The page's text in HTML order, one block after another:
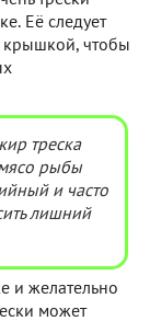
Её следует
крышкой, чтобы
треска
рыбы
и часто
лишний
и желательно
может